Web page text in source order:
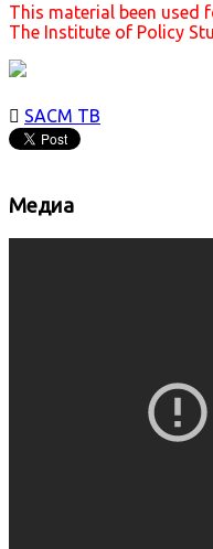
This material been used
The Institute of Policy
 SACM ТВ
Медиа